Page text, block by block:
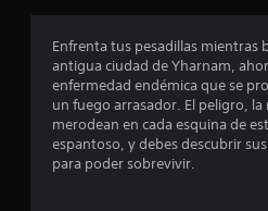
Enfrenta tus pesadillas mientras
antigua ciudad de Yharnam,
enfermedad endémica que se
un fuego arrasador. El peligro,
merodean en cada esquina de
espantoso, y debes descubrir
para poder sobrevivir.